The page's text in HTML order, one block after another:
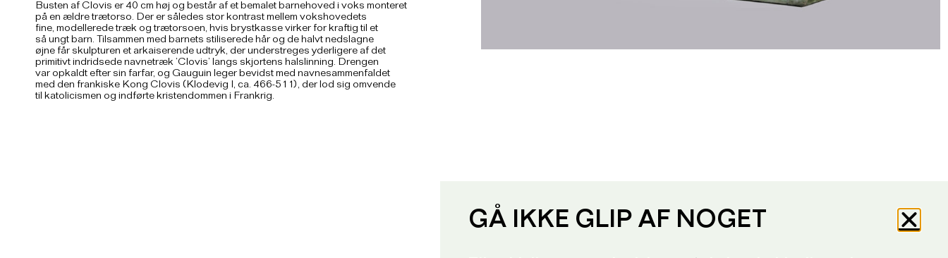
Busten af Clovis er 40 cm høj og består af et bemalet barnehoved i voks monteret
på en ældre trætorso. Der er således stor kontrast mellem vokshovedets
fine, modellerede træk og trætorsoen, hvis brystkasse virker for kraftig til et
så ungt barn. Tilsammen med barnets stiliserede hår og de halvt nedslagne
øjne får skulpturen et arkaiserende udtryk, der understreges yderligere af det
primitivt indridsede navnetræk ’Clovis’ langs skjortens halslinning. Drengen
var opkaldt efter sin farfar, og Gauguin leger bevidst med navnesammenfaldet
med den frankiske Kong Clovis (Klodevig I, ca. 466-511), der lod sig omvende
til katolicismen og indførte kristendommen i Frankrig.
GÅ IKKE GLIP AF NOGET